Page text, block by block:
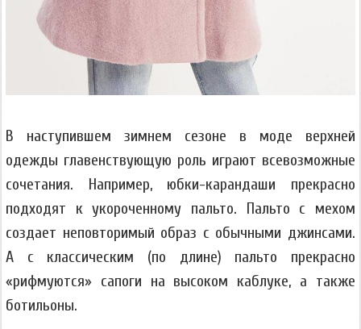
В наступившем зимнем сезоне в моде верхней
одежды главенствующую роль играют всевозможные
сочетания. Например, юбки-карандаши прекрасно
подходят к укороченному пальто. Пальто с мехом
создает неповторимый образ с обычными джинсами.
А с классическим (по длине) пальто прекрасно
«рифмуются» сапоги на высоком каблуке, а также
ботильоны.